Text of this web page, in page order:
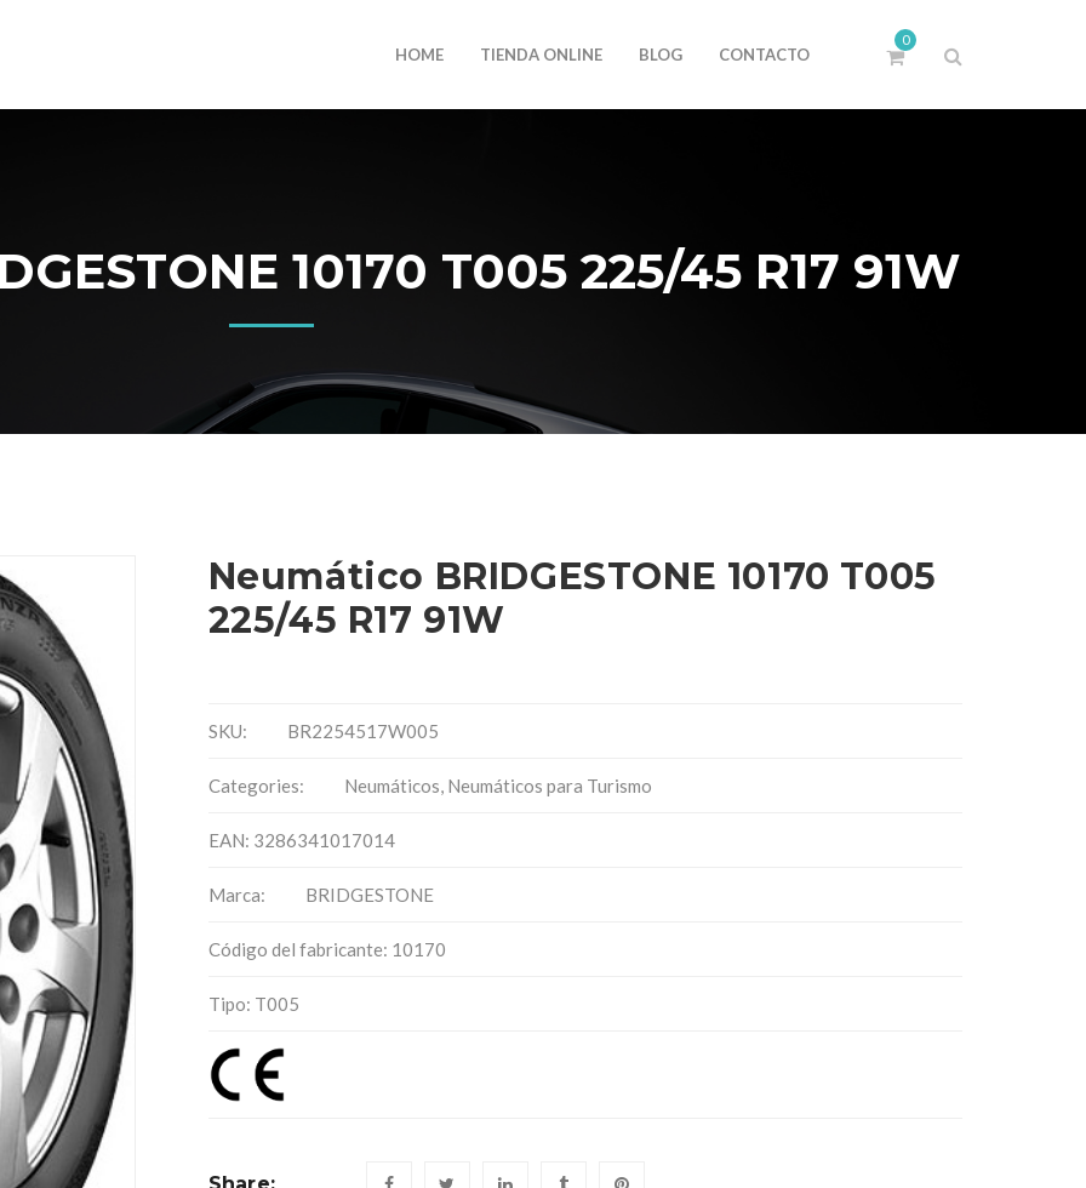
HOME TIENDA ONLINE BLOG CONTACTO
0
10170 T005 225/45 R17 91W
Neumático BRIDGESTONE 10170 T005
225/45 R17 91W
SKU: BR2254517W005
Categories: Neumáticos, Neumáticos para Turismo
EAN: 3286341017014
Marca: BRIDGESTONE
Código del fabricante: 10170
Tipo: T005
Share: